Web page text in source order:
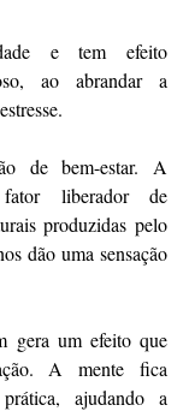
e tem efeito
ao abrandar a
de bem-estar. A
liberador de
produzidas pelo
dão uma sensação
gera um efeito que
A mente fica
ajudando a